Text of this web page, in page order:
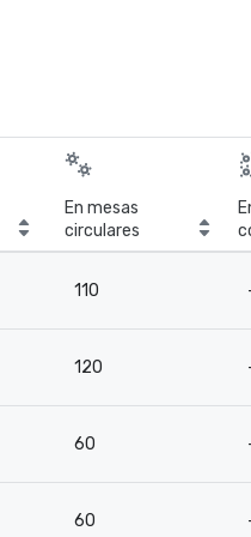
En mesas
circulares
110
120
60
60